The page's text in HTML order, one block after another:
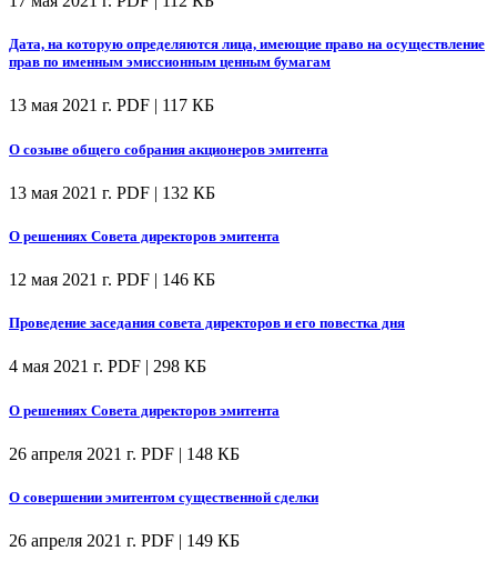
Дата, на которую определяются лица, имеющие право на осуществление
прав по именным эмиссионным ценным бумагам
13 мая 2021 г. PDF | 117 КБ
О созыве общего собрания акционеров эмитента
13 мая 2021 г. PDF | 132 КБ
О решениях Совета директоров эмитента
12 мая 2021 г. PDF | 146 КБ
Проведение заседания совета директоров и его повестка дня
4 мая 2021 г. PDF | 298 КБ
О решениях Совета директоров эмитента
26 апреля 2021 г. PDF | 148 КБ
О совершении эмитентом существенной сделки
26 апреля 2021 г. PDF | 149 КБ